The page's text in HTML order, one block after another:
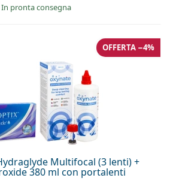
in pronta consegna
Multifocal (3 lenti) +
380 ml con portalenti
OFFERTA −4%